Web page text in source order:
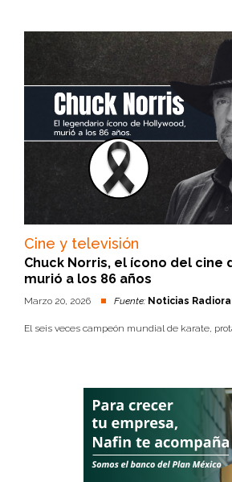
Cine y televisión
Chuck Norris, el ícono del cine
murió a los 86 años
Marzo 20, 2026 Fuente: Noticias
El seis veces campeón mundial de karate,